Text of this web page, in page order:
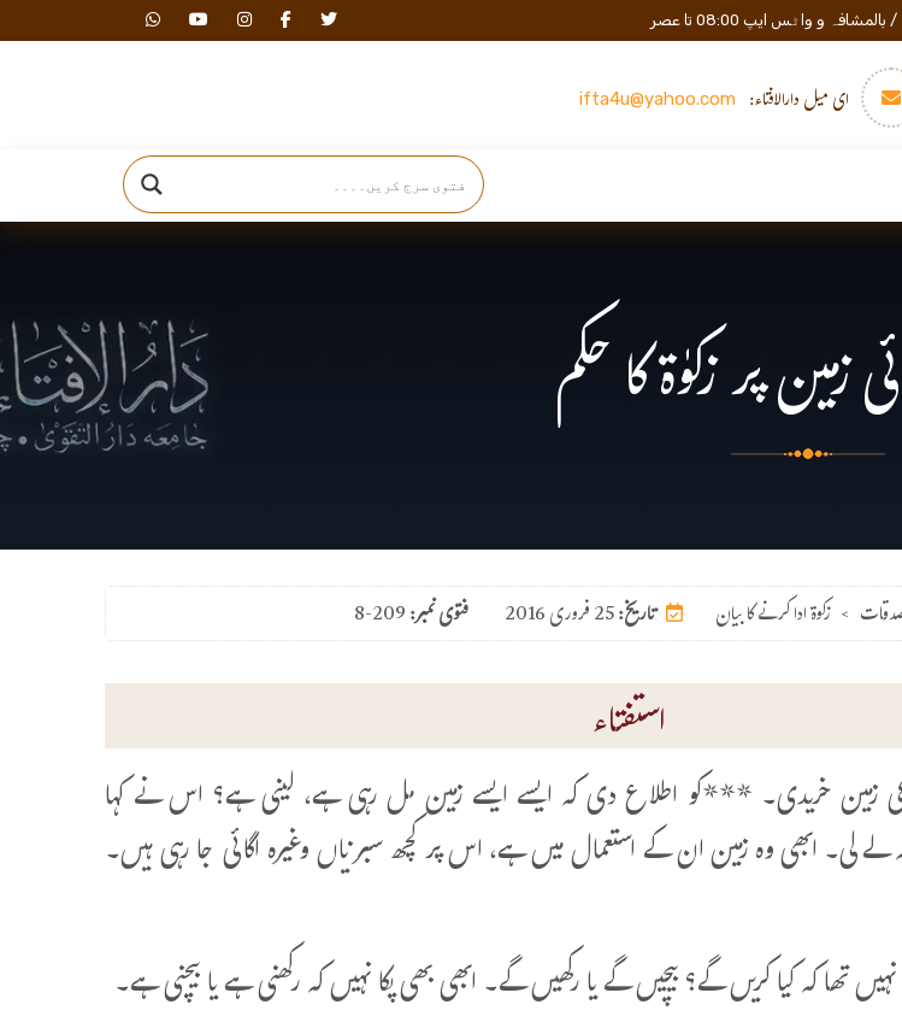
ای میل دارالافتاء: ifta4u@yahoo.com
پر زکوٰة کا حکم
فتوی نمبر:8-209 تاریخ:25 فروری 2016 > زکوۃ ادا کرنے کا بیان
استفتاء
خریدی۔ ***کو اطلاع دی کہ ایسے ایسے زمین مل رہی ہے، لینی ہے؟ اس نے کہا
لی۔ ابھی وہ زمین ان کے استعمال میں ہے، اس پر کچھ سبزیاں وغیرہ اگائی جا رہی ہیں۔
کہ کیا کریں گے؟ بیچیں گے یا رکھیں گے۔ ابھی بھی پکا نہیں کہ رکھنی ہے یا بیچنی ہے۔